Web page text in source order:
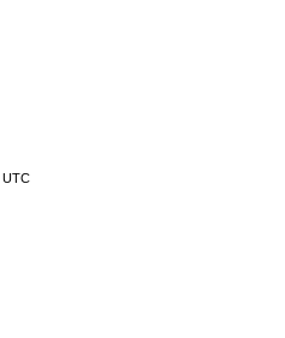
UTC